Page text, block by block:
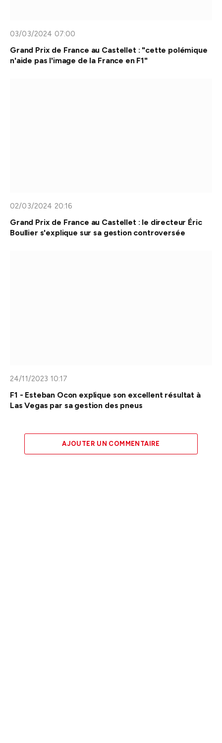
03/03/2024 07:00
Grand Prix de France au Castellet : "cette polémique
n'aide pas l'image de la France en F1"
02/03/2024 20:16
Grand Prix de France au Castellet : le directeur Éric
Boullier s'explique sur sa gestion controversée
24/11/2023 10:17
F1 - Esteban Ocon explique son excellent résultat à
Las Vegas par sa gestion des pneus
AJOUTER UN COMMENTAIRE